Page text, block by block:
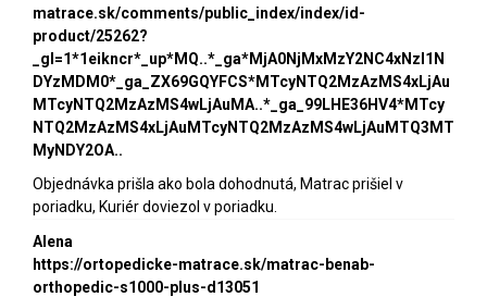
matrace.sk/comments/public_index/index/id-
product/25262?
_gl=1*1eikncr*_up*MQ..*_ga*MjA0NjMxMzY2NC4xNzI1N
DYzMDM0*_ga_ZX69GQYFCS*MTcyNTQ2MzAzMS4xLjAu
MTcyNTQ2MzAzMS4wLjAuMA..*_ga_99LHE36HV4*MTcy
NTQ2MzAzMS4xLjAuMTcyNTQ2MzAzMS4wLjAuMTQ3MT
MyNDY2OA..
Objednávka prišla ako bola dohodnutá, Matrac prišiel v
poriadku, Kuriér doviezol v poriadku.
Alena
https://ortopedicke-matrace.sk/matrac-benab-
orthopedic-s1000-plus-d13051